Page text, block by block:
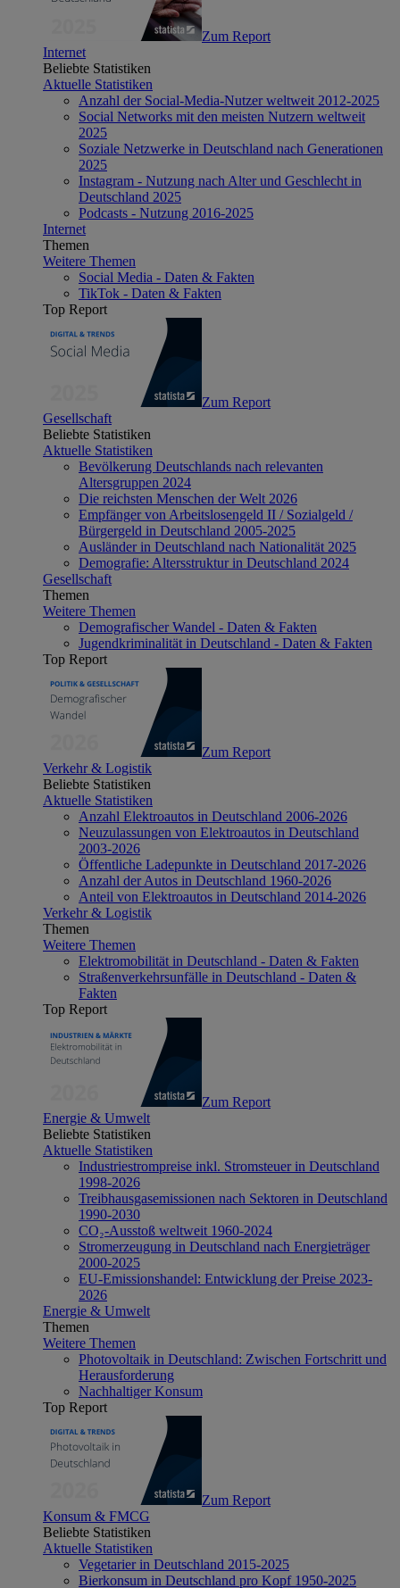
Zum Report
Internet
Beliebte Statistiken
Aktuelle Statistiken
Anzahl der Social-Media-Nutzer weltweit 2012-2025
Social Networks mit den meisten Nutzern weltweit
2025
Soziale Netzwerke in Deutschland nach Generationen
2025
Instagram - Nutzung nach Alter und Geschlecht in
Deutschland 2025
Podcasts - Nutzung 2016-2025
Internet
Themen
Weitere Themen
Social Media - Daten & Fakten
TikTok - Daten & Fakten
Top Report
Zum Report
Gesellschaft
Beliebte Statistiken
Aktuelle Statistiken
Bevölkerung Deutschlands nach relevanten
Altersgruppen 2024
Die reichsten Menschen der Welt 2026
Empfänger von Arbeitslosengeld II / Sozialgeld /
Bürgergeld in Deutschland 2005-2025
Ausländer in Deutschland nach Nationalität 2025
Demografie: Altersstruktur in Deutschland 2024
Gesellschaft
Themen
Weitere Themen
Demografischer Wandel - Daten & Fakten
Jugendkriminalität in Deutschland - Daten & Fakten
Top Report
Zum Report
Verkehr & Logistik
Beliebte Statistiken
Aktuelle Statistiken
Anzahl Elektroautos in Deutschland 2006-2026
Neuzulassungen von Elektroautos in Deutschland
2003-2026
Öffentliche Ladepunkte in Deutschland 2017-2026
Anzahl der Autos in Deutschland 1960-2026
Anteil von Elektroautos in Deutschland 2014-2026
Verkehr & Logistik
Themen
Weitere Themen
Elektromobilität in Deutschland - Daten & Fakten
Straßenverkehrsunfälle in Deutschland - Daten &
Fakten
Top Report
Zum Report
Energie & Umwelt
Beliebte Statistiken
Aktuelle Statistiken
Industriestrompreise inkl. Stromsteuer in Deutschland
1998-2026
Treibhausgasemissionen nach Sektoren in Deutschland
1990-2030
CO₂-Ausstoß weltweit 1960-2024
Stromerzeugung in Deutschland nach Energieträger
2000-2025
EU-Emissionshandel: Entwicklung der Preise 2023-
2026
Energie & Umwelt
Themen
Weitere Themen
Photovoltaik in Deutschland: Zwischen Fortschritt und
Herausforderung
Nachhaltiger Konsum
Top Report
Zum Report
Konsum & FMCG
Beliebte Statistiken
Aktuelle Statistiken
Vegetarier in Deutschland 2015-2025
Bierkonsum in Deutschland pro Kopf 1950-2025